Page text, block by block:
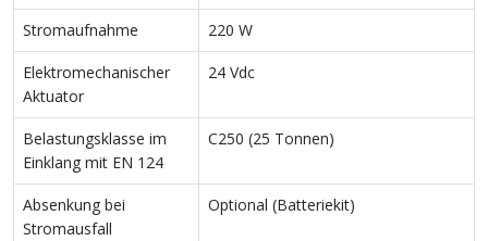
Stromaufnahme 220 W
Elektromechanischer
Aktuator
24 Vdc
Belastungsklasse im
Einklang mit EN 124
C250 (25 Tonnen)
Absenkung bei
Stromausfall
Optional (Batteriekit)